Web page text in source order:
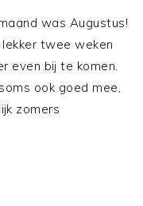
was Augustus!
twee weken
even bij te komen.
ook goed mee,
zomers